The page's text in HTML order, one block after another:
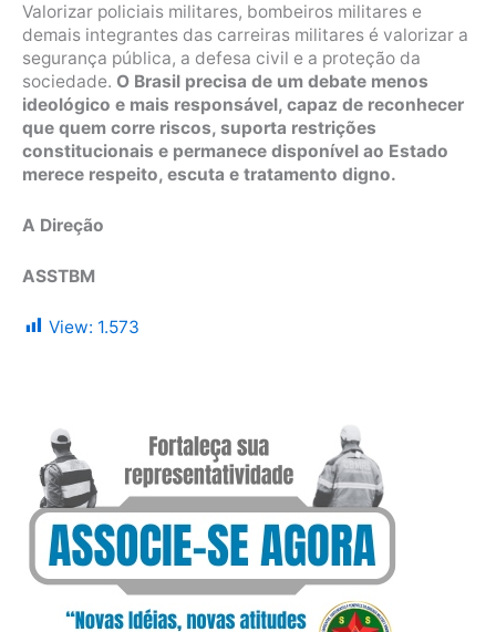
Valorizar policiais militares, bombeiros militares e
demais integrantes das carreiras militares é valorizar a
segurança pública, a defesa civil e a proteção da
sociedade. O Brasil precisa de um debate menos
ideológico e mais responsável, capaz de reconhecer
que quem corre riscos, suporta restrições
constitucionais e permanece disponível ao Estado
merece respeito, escuta e tratamento digno.
A Direção
ASSTBM
View: 1.573